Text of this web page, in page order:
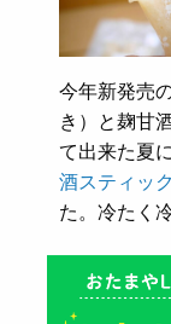
今年新発売
き）と麹甘
て出来た夏
酒スティッ
た。冷たく
とろり漬け